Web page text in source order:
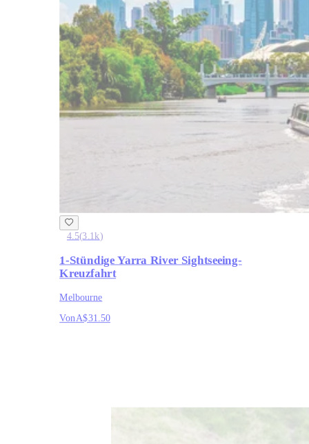
4.5(3.1k)
1-Stündige Yarra River Sightseeing-
Kreuzfahrt
Melbourne
VonA$31.50